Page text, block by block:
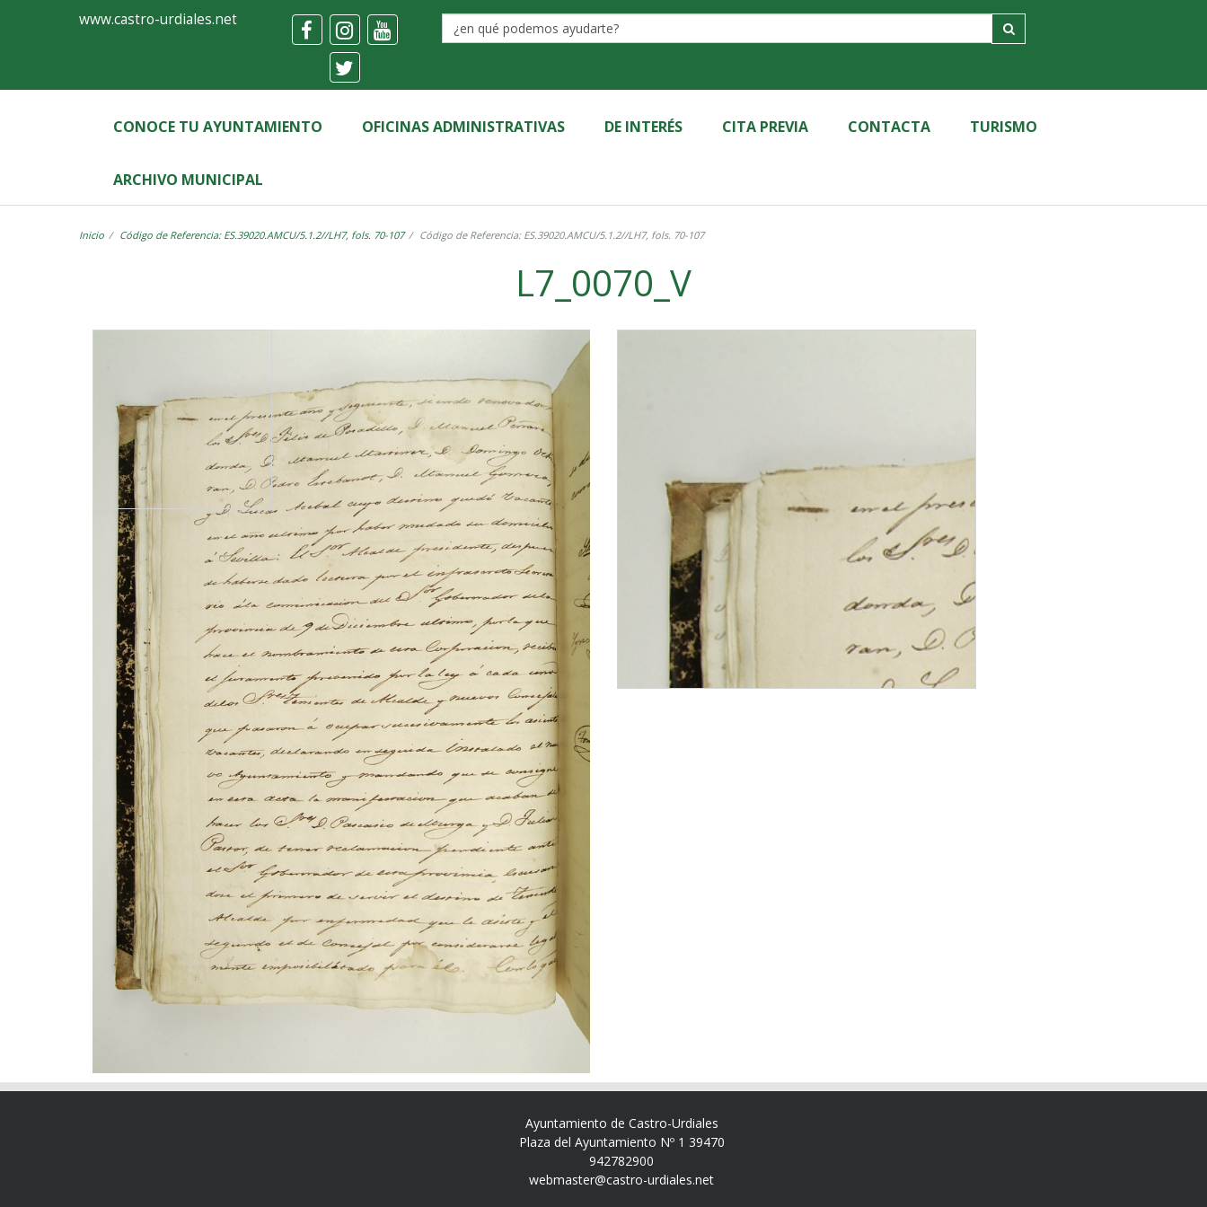
Ayuntamiento
Castro-
Urdiales
www.castro-urdiales.net
CONOCE TU AYUNTAMIENTO OFICINAS ADMINISTRATIVAS DE INTERÉS CITA PREVIA CONTACTA TURISMO
ARCHIVO MUNICIPAL
Inicio Código de Referencia: ES.39020.AMCU/5.1.2//LH7, fols. 70-107 Código de Referencia: ES.39020.AMCU/5.1.2//LH7, fols. 70-107
L7_0070_V
Ayuntamiento de Castro-Urdiales
Plaza del Ayuntamiento Nº 1 39470
942782900
webmaster@castro-urdiales.net